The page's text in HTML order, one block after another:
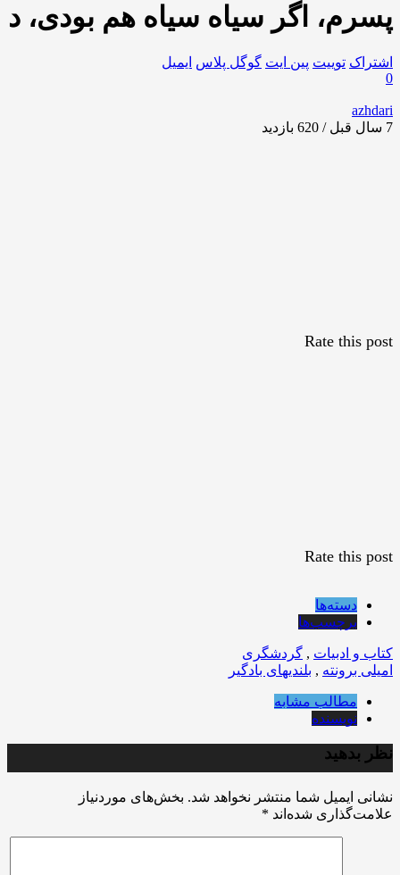
پسرم، اگر سیاه سیاه هم بودی، د
اشتراک توییت پین ایت گوگل‌ پلاس ایمیل
0
azhdari
7 سال قبل / 620
بازدید
Rate this post
Rate this post
دسته‌ها
برچسب‌ها
کتاب و ادبیات , گردشگری
امیلی برونته , بلندیهای بادگیر
مطالب مشابه
نویسنده
نظر بدهید
نشانی ایمیل شما منتشر نخواهد شد. بخش‌های موردنیاز
علامت‌گذاری شده‌اند *